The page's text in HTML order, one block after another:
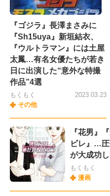
『ゴジラ』長澤まさみに
『Sh15uya』新垣結衣、
『ウルトラマン』には土屋
太鳳…有名女優たちが若き
日に出演した“意外な特撮
作品”4選
もくもく
その他
2023.03.23
『花男』
ビレ』…圧
が大成功
もくもく
漫画